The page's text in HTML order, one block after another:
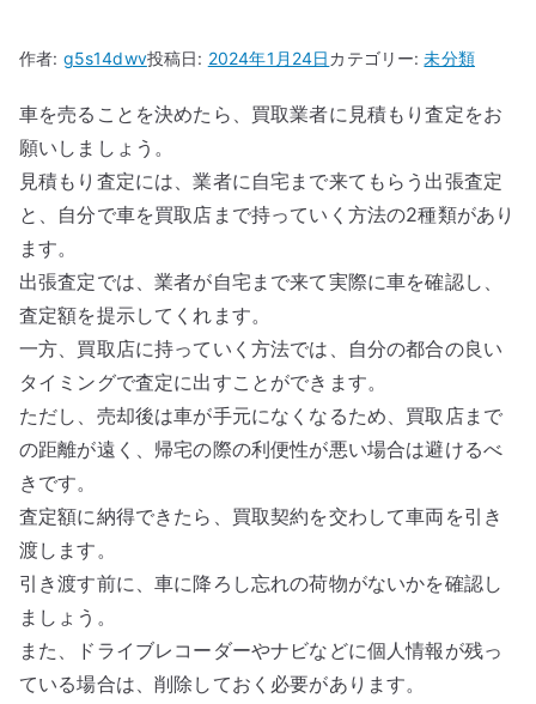
作者: g5s14dwv投稿日: 2024年1月24日カテゴリー:未分類
車を売ることを決めたら、買取業者に見積もり査定をお
願いしましょう。
見積もり査定には、業者に自宅まで来てもらう出張査定
と、自分で車を買取店まで持っていく方法の2種類があり
ます。
出張査定では、業者が自宅まで来て実際に車を確認し、
査定額を提示してくれます。
一方、買取店に持っていく方法では、自分の都合の良い
タイミングで査定に出すことができます。
ただし、売却後は車が手元になくなるため、買取店まで
の距離が遠く、帰宅の際の利便性が悪い場合は避けるべ
きです。
査定額に納得できたら、買取契約を交わして車両を引き
渡します。
引き渡す前に、車に降ろし忘れの荷物がないかを確認し
ましょう。
また、ドライブレコーダーやナビなどに個人情報が残っ
ている場合は、削除しておく必要があります。